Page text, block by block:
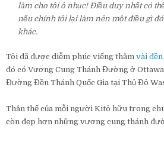
làm cho tôi ô nhục! Điều duy nhất có
nếu chính tôi lại làm nên một điều gì
khác.
Tôi đã được diễm phúc viếng thăm vài
đó có Vương Cung Thánh Đường ở
Đường Đền Thánh Quốc Gia tại Thủ Đô
Thân thể của mỗi người Kitô hữu trong
còn đẹp hơn những vương cung thánh